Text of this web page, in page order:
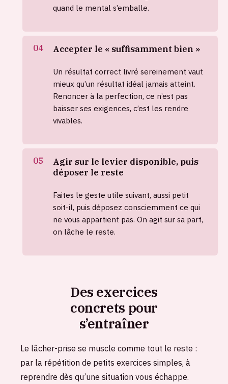
quand le mental s’emballe.
Accepter le « suffisamment bien »
Un résultat correct livré sereinement vaut
mieux qu’un résultat idéal jamais atteint.
Renoncer à la perfection, ce n’est pas
baisser ses exigences, c’est les rendre
vivables.
Agir sur le levier disponible, puis
déposer le reste
Faites le geste utile suivant, aussi petit
soit-il, puis déposez consciemment ce qui
ne vous appartient pas. On agit sur sa part,
on lâche le reste.
Des exercices
concrets pour
s’entraîner
Le lâcher-prise se muscle comme tout le reste :
par la répétition de petits exercices simples, à
reprendre dès qu’une situation vous échappe.